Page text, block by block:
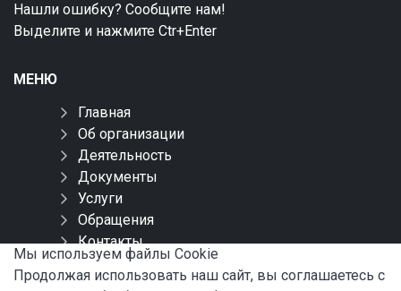
Нашли ошибку? Сообщите нам!
Выделите и нажмите Ctr+Enter
МЕНЮ
Главная
Об организации
Деятельность
Документы
Услуги
Обращения
Контакты
Карта сайта
Мы используем файлы Сookie
Продолжая использовать наш сайт, вы соглашаетесь с